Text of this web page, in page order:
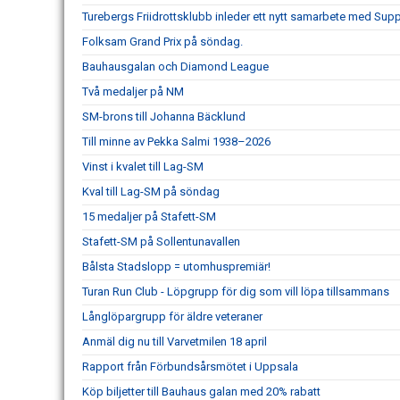
Turebergs Friidrottsklubb inleder ett nytt samarbete med
Folksam Grand Prix på söndag.
Bauhausgalan och Diamond League
Två medaljer på NM
SM-brons till Johanna Bäcklund
Till minne av Pekka Salmi 1938–2026
Vinst i kvalet till Lag-SM
Kval till Lag-SM på söndag
15 medaljer på Stafett-SM
Stafett-SM på Sollentunavallen
Bålsta Stadslopp = utomhuspremiär!
Turan Run Club - Löpgrupp för dig som vill löpa tillsammans
Långlöpargrupp för äldre veteraner
Anmäl dig nu till Varvetmilen 18 april
Rapport från Förbundsårsmötet i Uppsala
Köp biljetter till Bauhaus galan med 20% rabatt